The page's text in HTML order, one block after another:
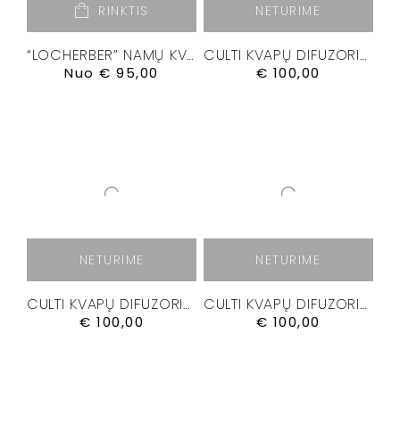
RINKTIS
“LOCHERBER” NAMŲ KVAPŲ DIFUZORIUS”VENETIAE”
Nuo€ 95,00
NETURIME
CULTI KVAPŲ DIFUZORIUS ” CHROMIA III” 500 ML.
€ 100,00
NETURIME
CULTI KVAPŲ DIFUZORIUS “CHROMIA I” 500 ML
€ 100,00
NETURIME
CULTI KVAPŲ DIFUZORIUS “CHROMIA II” 500 ML
€ 100,00